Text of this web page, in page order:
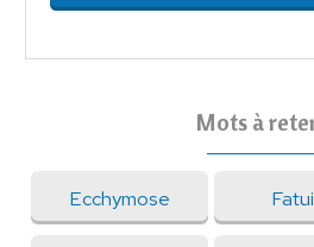
Mots à
Ecchymose